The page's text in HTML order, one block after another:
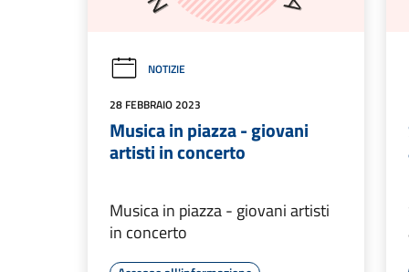
NOTIZIE
28 FEBBRAIO 2023
Musica in piazza - giovani
artisti in concerto
Musica in piazza - giovani artisti
in concerto